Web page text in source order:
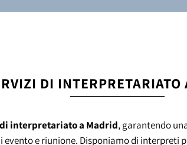
DI INTERPRETARIATO
interpretariato a Madrid, garantendo
evento e riunione. Disponiamo di interpreti